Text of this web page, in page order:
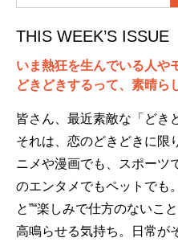
THIS WEEK’S ISSUE
いま熱狂を生んでいる人や
どきどきするって、素晴ら
皆さん、最近素敵な「どき
それは、恋のどきどきに限
ニメや漫画でも、スポーツ
のエンタメでもペットでも
と”“楽しみで仕方のないこ
高鳴らせる気持ち。日常が